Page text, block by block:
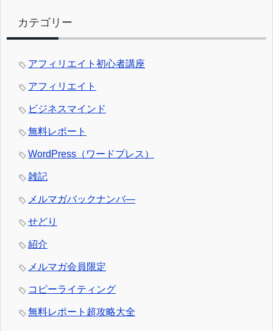
カテゴリー
アフィリエイト初心者講座
アフィリエイト
ビジネスマインド
無料レポート
WordPress（ワードプレス）
雑記
メルマガバックナンバ―
せどり
紹介
メルマガ会員限定
コピーライティング
無料レポート超攻略大全